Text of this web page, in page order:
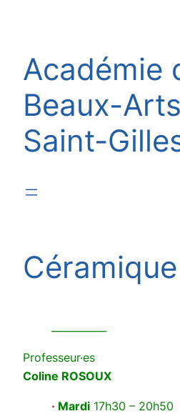
Académie
Beaux-
Saint-
Céramique
Professeur·es
Coline ROSOUX
· Mardi 17h30 – 20h50